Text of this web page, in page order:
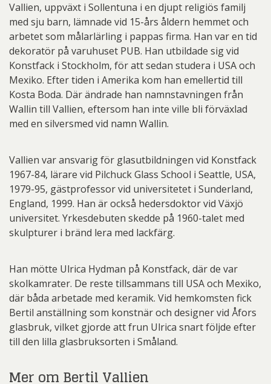
Vallien, uppväxt i Sollentuna i en djupt religiös familj
med sju barn, lämnade vid 15-års åldern hemmet och
arbetet som målarlärling i pappas firma. Han var en tid
dekoratör på varuhuset PUB. Han utbildade sig vid
Konstfack i Stockholm, för att sedan studera i USA och
Mexiko. Efter tiden i Amerika kom han emellertid till
Kosta Boda. Där ändrade han namnstavningen från
Wallin till Vallien, eftersom han inte ville bli förväxlad
med en silversmed vid namn Wallin.
Vallien var ansvarig för glasutbildningen vid Konstfack
1967-84, lärare vid Pilchuck Glass School i Seattle, USA,
1979-95, gästprofessor vid universitetet i Sunderland,
England, 1999. Han är också hedersdoktor vid Växjö
universitet. Yrkesdebuten skedde på 1960-talet med
skulpturer i bränd lera med lackfärg.
Han mötte Ulrica Hydman på Konstfack, där de var
skolkamrater. De reste tillsammans till USA och Mexiko,
där båda arbetade med keramik. Vid hemkomsten fick
Bertil anställning som konstnär och designer vid Åfors
glasbruk, vilket gjorde att frun Ulrica snart följde efter
till den lilla glasbruksorten i Småland.
Mer om Bertil Vallien